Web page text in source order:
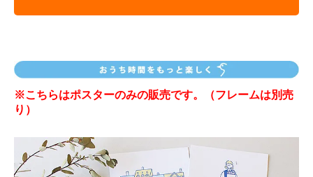
※こちらはポスターのみの販売です。（フレームは別売
り）